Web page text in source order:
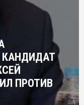
КАНДИДАТ
ПРОТИВ